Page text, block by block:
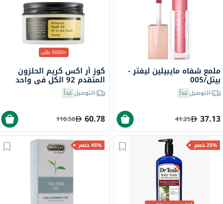
ملمع شفاه مايبيلين ليفتر -
بيتل/005
التوصيلغداً
37.13
41.25
+3000 طلب
كوز أر اكس كريم الحلزون
المتقدم 92 الكل في واحد
100 ملالتوصيلغداً
60.78
110.50
25% خصم 45% خصم